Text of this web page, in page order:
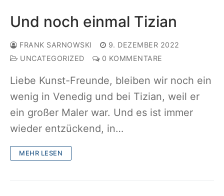
Und noch einmal Tizian
FRANK SARNOWSKI
9. DEZEMBER 2022
UNCATEGORIZED
0 KOMMENTARE
Liebe Kunst-Freunde, bleiben wir noch ein
wenig in Venedig und bei Tizian, weil er
ein großer Maler war. Und es ist immer
wieder entzückend, in…
MEHR LESEN